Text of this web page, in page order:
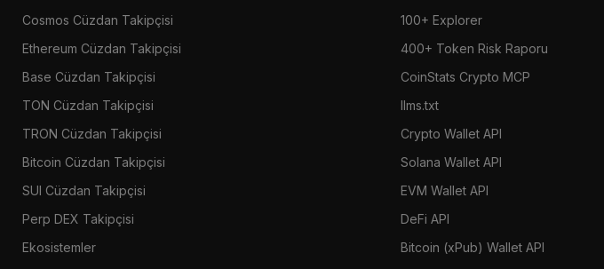
Cosmos Cüzdan Takipçisi
Ethereum Cüzdan Takipçisi
Base Cüzdan Takipçisi
TON Cüzdan Takipçisi
TRON Cüzdan Takipçisi
Bitcoin Cüzdan Takipçisi
SUI Cüzdan Takipçisi
Perp DEX Takipçisi
Ekosistemler
100+ Explorer
400+ Token Risk Raporu
CoinStats Crypto MCP
llms.txt
Crypto Wallet API
Solana Wallet API
EVM Wallet API
DeFi API
Bitcoin (xPub) Wallet API